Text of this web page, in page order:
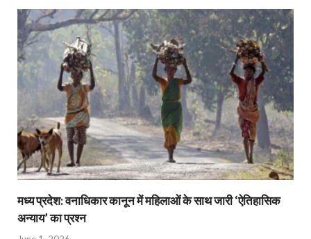
मध्य प्रदेश: वनाधिकार कानून में महिलाओं के साथ जारी ‘ऐतिहासिक
अन्याय’ का प्रश्न